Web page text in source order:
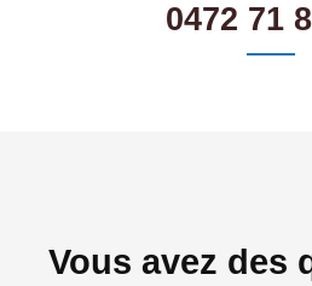
0472 71
Vous avez des